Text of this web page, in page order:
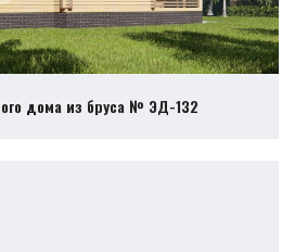
дома из бруса № ЭД-132